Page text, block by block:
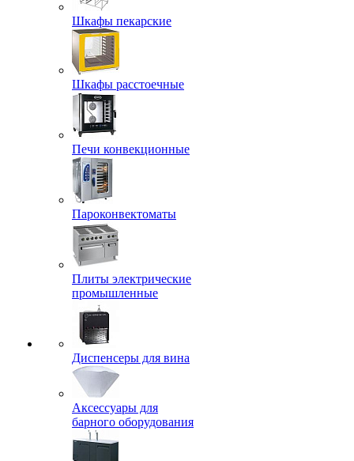
Шкафы пекарские
Шкафы расстоечные
Печи конвекционные
Пароконвектоматы
Плиты электрические
промышленные
Диспенсеры для вина
Аксессуары для
барного оборудования